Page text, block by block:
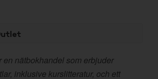
en nätbokhandel som erbjuder
inklusive kurslitteratur, och ett